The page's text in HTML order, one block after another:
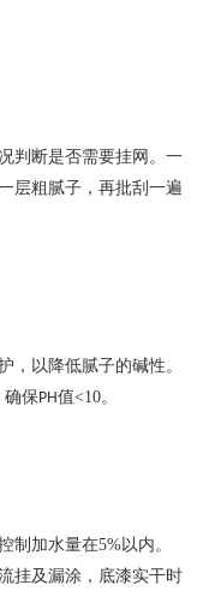
判断是否需要挂网。一
层粗腻子，再批刮一遍
，以降低腻子的碱性。
确保PH值<10。
制加水量在5%以内。
挂及漏涂，底漆实干时